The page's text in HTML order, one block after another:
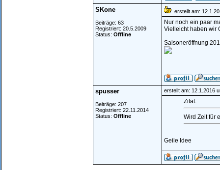
SKone
Beiträge: 63
Registriert: 20.5.2009
Status: Offline
erstellt am:
Nur noch ein paar
Vielleicht haben wir
Saisoneröffnung
spusser
Beiträge: 207
Registriert: 22.11.2014
Status: Offline
erstellt am: 12.1.2016
Zitat:
Wird Zeit für
Geile Idee